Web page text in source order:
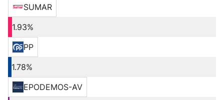
SUMAR
1.93%
PP
1.78%
EPODEMOS-AV